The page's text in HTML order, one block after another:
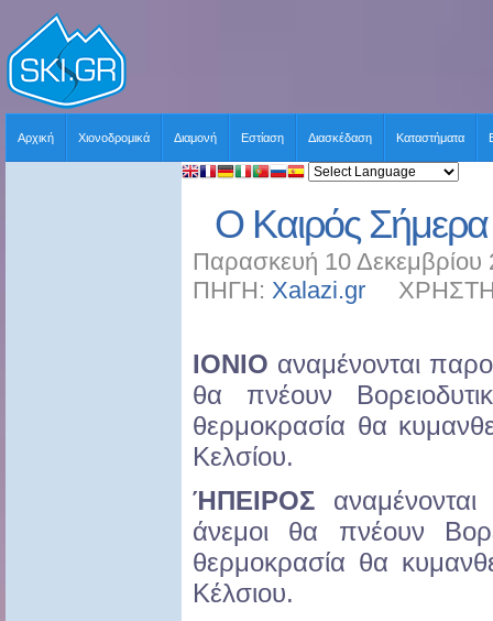
Αρχική Χιονοδρομικά Διαμονή Εστίαση Διασκέδαση Καταστήματα
Ο Καιρός
Παρασκευή 10
ΠΗΓΗ: Xalazi.gr
ΙΟΝΙΟ αναμένονται
θα πνέουν
θερμοκρασία θα
Κελσίου.
ΉΠΕΙΡΟΣ
άνεμοι θα πνέουν
θερμοκρασία θα
Κέλσιου.